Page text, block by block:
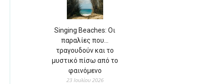
Singing Beaches: Οι
παραλίες που…
τραγουδούν και το
μυστικό πίσω από το
φαινόμενο
23 Ιουλίου 2026